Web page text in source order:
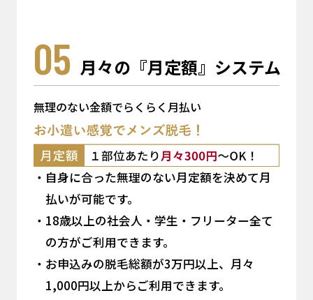
05 月々の『月定額』システム
無理のない金額でらくらく月払い
自身に合った無理のない月定額を決めて月
払いが可能です。
18歳以上の社会人・学生・フリーター全て
の方がご利用できます。
お申込みの脱毛総額が3万円以上、月々
1,000円以上からご利用できます。